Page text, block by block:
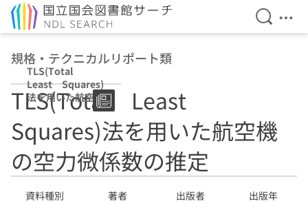
検索を
メ
規格・テクニカルリポート類
TLS(Total
Least Squares)
法を用いた航空機
の空力微係数の推
TLS(Total Least
Squares)法を用いた航空機
の空力微係数の推定
資料種別 著者 出版者 出版年